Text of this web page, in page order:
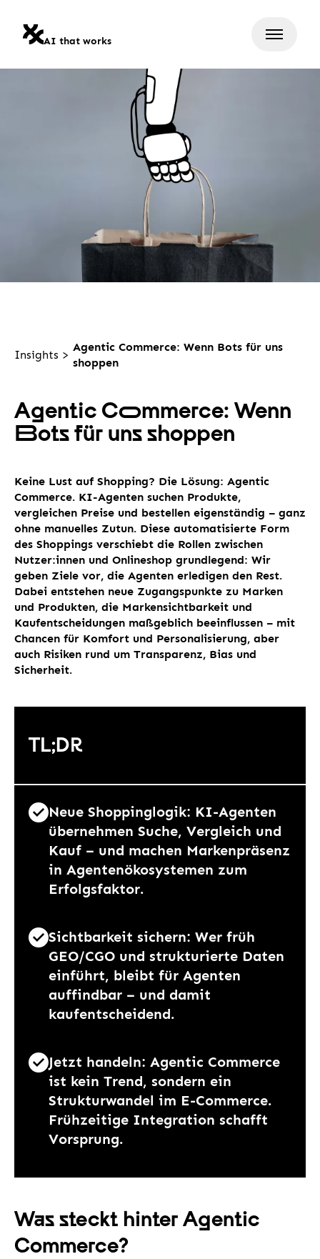
AI that works
Insights >
Agentic Commerce: Wenn Bots für uns
shoppen
Agentic Commerce: Wenn
Bots für uns shoppen
Keine Lust auf Shopping? Die Lösung: Agentic
Commerce. KI-Agenten suchen Produkte,
vergleichen Preise und bestellen eigenständig – ganz
ohne manuelles Zutun. Diese automatisierte Form
des Shoppings verschiebt die Rollen zwischen
Nutzer:innen und Onlineshop grundlegend: Wir
geben Ziele vor, die Agenten erledigen den Rest.
Dabei entstehen neue Zugangspunkte zu Marken
und Produkten, die Markensichtbarkeit und
Kaufentscheidungen maßgeblich beeinflussen – mit
Chancen für Komfort und Personalisierung, aber
auch Risiken rund um Transparenz, Bias und
Sicherheit.
TL;DR
Neue Shoppinglogik: KI-Agenten
übernehmen Suche, Vergleich und
Kauf – und machen Markenpräsenz
in Agentenökosystemen zum
Erfolgsfaktor.
Sichtbarkeit sichern: Wer früh
GEO/CGO und strukturierte Daten
einführt, bleibt für Agenten
auffindbar – und damit
kaufentscheidend.
Jetzt handeln: Agentic Commerce
ist kein Trend, sondern ein
Strukturwandel im E-Commerce.
Frühzeitige Integration schafft
Vorsprung.
Was steckt hinter Agentic
Commerce?